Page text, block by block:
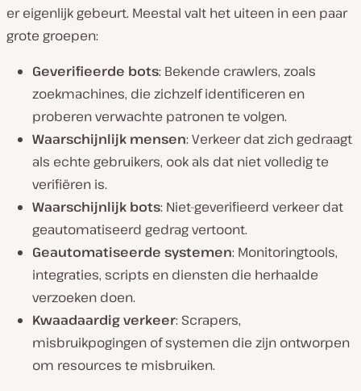
er eigenlijk gebeurt. Meestal valt het uiteen in een paar
grote groepen:
Geverifieerde bots: Bekende crawlers, zoals
zoekmachines, die zichzelf identificeren en
proberenverwachte patronen te volgen.
Waarschijnlijk mensen: Verkeer dat zich gedraagt
als echte gebruikers, ook als dat niet volledig te
verifiëren is.
Waarschijnlijk bots: Niet-geverifieerd verkeer dat
geautomatiseerd gedrag vertoont.
Geautomatiseerde systemen: Monitoringtools,
integraties, scripts en diensten die herhaalde
verzoeken doen.
Kwaadaardig verkeer: Scrapers,
misbruikpogingen of systemen die zijn ontworpen
om resources te misbruiken.